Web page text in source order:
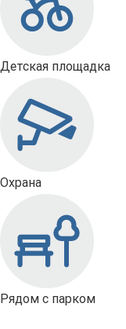
Детская площадка
Охрана
Рядом с парком